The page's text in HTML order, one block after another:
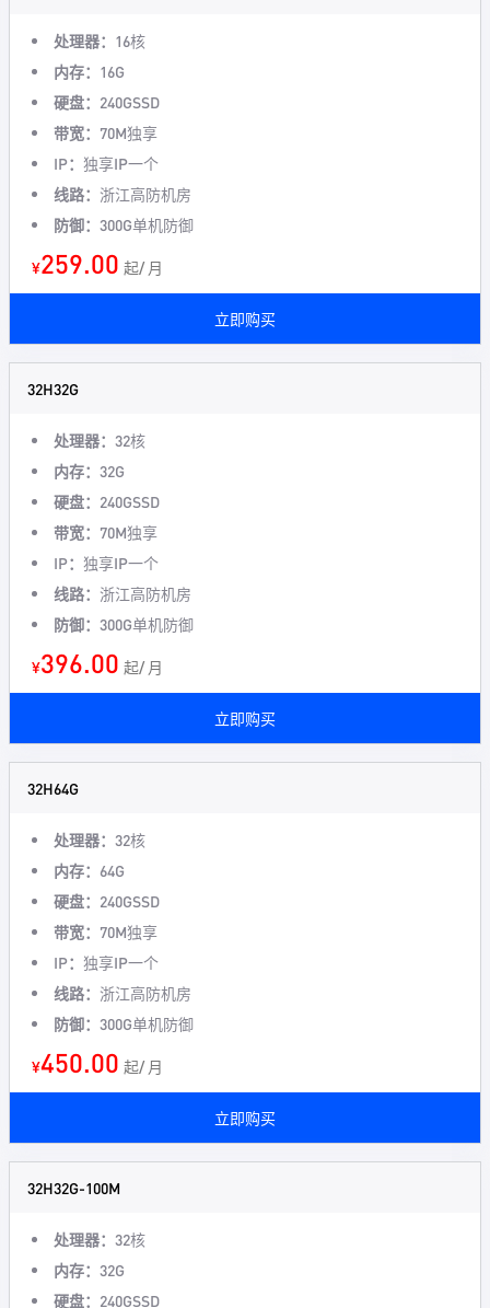
处理器： 16核
内存： 16G
硬盘： 240GSSD
带宽： 70M独享
IP： 独享IP一个
线路： 浙江高防机房
防御： 300G单机防御
¥259.00 起/ 月
立即购买
32H32G
处理器： 32核
内存： 32G
硬盘： 240GSSD
带宽： 70M独享
IP： 独享IP一个
线路： 浙江高防机房
防御： 300G单机防御
¥396.00 起/ 月
立即购买
32H64G
处理器： 32核
内存： 64G
硬盘： 240GSSD
带宽： 70M独享
IP： 独享IP一个
线路： 浙江高防机房
防御： 300G单机防御
¥450.00 起/ 月
立即购买
32H32G-100M
处理器： 32核
内存： 32G
硬盘： 240GSSD